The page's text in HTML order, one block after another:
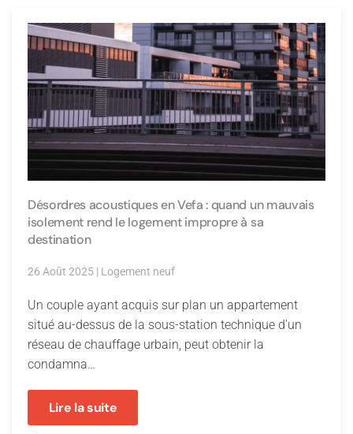
Désordres acoustiques en Vefa : quand un mauvais
isolement rend le logement impropre à sa
destination
26 Août 2025 | Logement neuf
Un couple ayant acquis sur plan un appartement
situé au-dessus de la sous-station technique d’un
réseau de chauffage urbain, peut obtenir la
condamna…
Lire la suite